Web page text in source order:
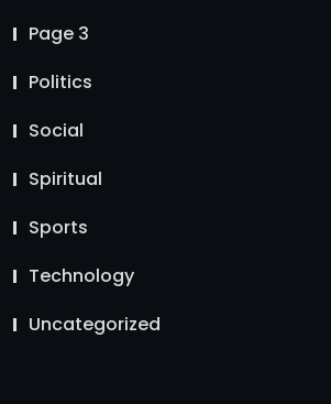
Page 3
Politics
Social
Spiritual
Sports
Technology
Uncategorized